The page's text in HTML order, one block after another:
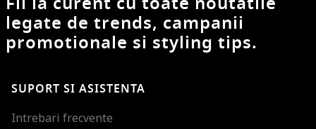
legate de trends, campanii
promotionale si styling tips.
SUPORT SI ASISTENTA
Intrebari frecvente